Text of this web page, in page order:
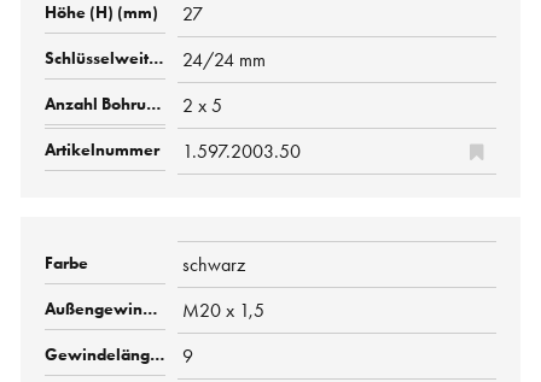
27
24/24 mm
2 x 5
1.597.2003.50
schwarz
M20 x 1,5
9